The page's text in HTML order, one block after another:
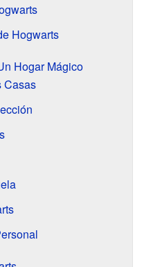
Hogwarts
Hogar Mágico
Casas